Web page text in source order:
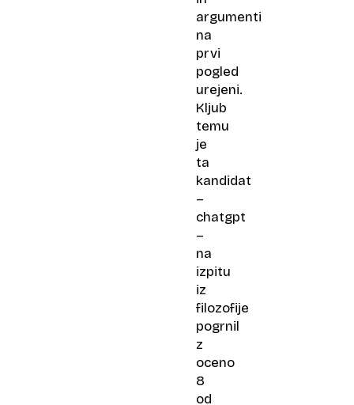
argumenti
na
prvi
pogled
urejeni.
Kljub
temu
je
ta
kandidat
–
chatgpt
–
na
izpitu
iz
filozofije
pogrnil
z
oceno
8
od